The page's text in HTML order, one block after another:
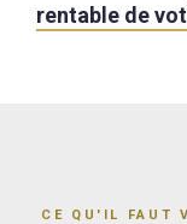
rentable de
CE QU'IL FAUT